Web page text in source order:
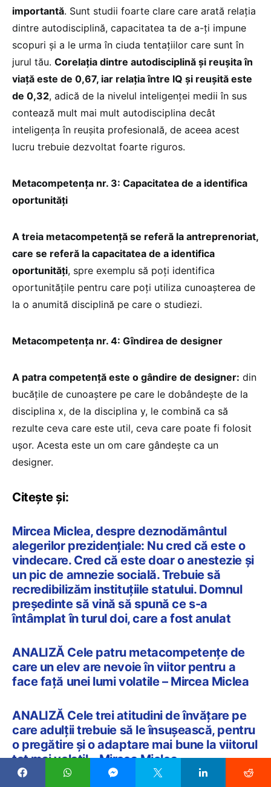
importantă. Sunt studii foarte clare care arată relația
dintre autodisciplină, capacitatea ta de a-ți impune
scopuri și a le urma în ciuda tentațiilor care sunt în
jurul tău. Corelația dintre autodisciplină și reușita în
viață este de 0,67, iar relația între IQ și reușită este
de 0,32, adică de la nivelul inteligenței medii în sus
contează mult mai mult autodisciplina decât
inteligența în reușita profesională, de aceea acest
lucru trebuie dezvoltat foarte riguros.
Metacompetența nr. 3: Capacitatea de a identifica
oportunități
A treia metacompetență se referă la antreprenoriat,
care se referă la capacitatea de a identifica
oportunități, spre exemplu să poți identifica
oportunitățile pentru care poți utiliza cunoașterea de
la o anumită disciplină pe care o studiezi.
Metacompetența nr. 4: Gîndirea de designer
A patra competență este o gândire de designer: din
bucățile de cunoaștere pe care le dobândește de la
disciplina x, de la disciplina y, le combină ca să
rezulte ceva care este util, ceva care poate fi folosit
ușor. Acesta este un om care gândește ca un
designer.
Citește și:
Mircea Miclea, despre deznodământul
alegerilor prezidențiale: Nu cred că este o
vindecare. Cred că este doar o anestezie și
un pic de amnezie socială. Trebuie să
recredibilizăm instituțiile statului. Domnul
președinte să vină să spună ce s-a
întâmplat în turul doi, care a fost anulat
ANALIZĂ Cele patru metacompetențe de
care un elev are nevoie în viitor pentru a
face față unei lumi volatile – Mircea Miclea
ANALIZĂ Cele trei atitudini de învățare pe
care adulții trebuie să le însușească, pentru
o pregătire și o adaptare mai bune la viitorul
tot mai volatil – Mircea Miclea